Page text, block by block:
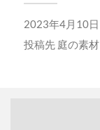
2023年4月10日
投稿先 庭の素材